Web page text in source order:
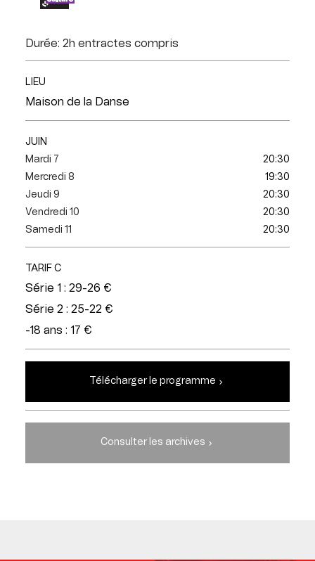
Durée: 2h entractes compris
LIEU
Maison de la Danse
JUIN
Mardi 7
20:30
Mercredi 8
19:30
Jeudi 9
20:30
Vendredi 10
20:30
Samedi 11
20:30
TARIF C
Série 1 : 29-26 €
Série 2 : 25-22 €
-18 ans : 17 €
Télécharger le programme
Consulter les archives